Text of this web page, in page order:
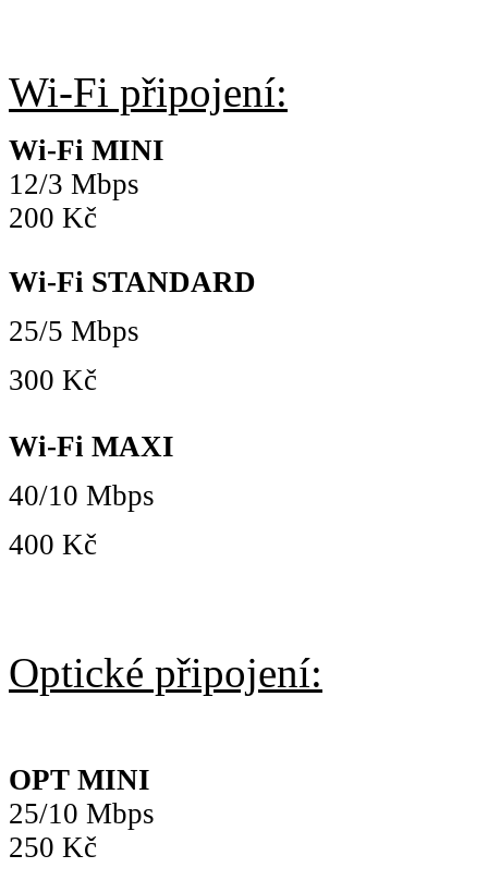
Wi-Fi připojení:
Wi-Fi MINI
12/3 Mbps
200 Kč
Wi-Fi STANDARD
25/5 Mbps
300 Kč
Wi-Fi MAXI
40/10 Mbps
400 Kč
Optické připojení:
OPT MINI
25/10 Mbps
250 Kč